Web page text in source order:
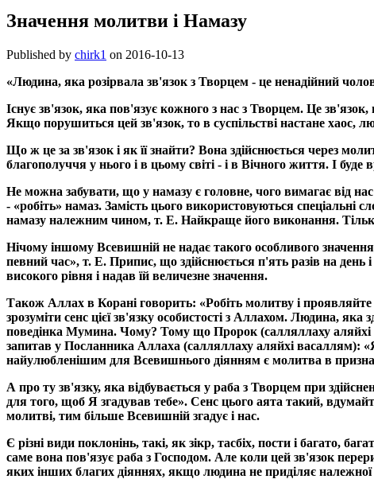
Значення молитви і Намазу
Published by chirk1 on 2016-10-13
«Людина, яка розірвала зв'язок з Творцем - це ненадійний
Існує зв'язок, яка пов'язує кожного з нас з Творцем. Це
Якщо порушиться цей зв'язок, то в суспільстві настане хаос,
Що ж це за зв'язок і як її знайти? Вона здійснюється через
благополуччя у нього і в цьому світі - і в Вічного життя. І буде
Не можна забувати, що у намазу є головне, чого вимагає від
- «робіть» намаз. Замість цього використовуються спеціальні
намазу належним чином, т. Е. Найкраще його виконання.
Нічому іншому Всевишній не надає такого особливого
певний час», т. Е. Припис, що здійснюється п'ять разів на
високого рівня і надав їй величезне значення.
Також Аллах в Корані говорить: «Робіть молитву і
зрозуміти сенс цієї зв'язку особистості з Аллахом. Людина,
поведінка Мумина. Чому? Тому що Пророк (салляллаху аляйхі
запитав у Посланника Аллаха (салляллаху аляйхі васаллям):
найулюбленішим для Всевишнього діянням є молитва в
А про ту зв'язку, яка відбувається у раба з Творцем при
для того, щоб Я згадував тебе». Сенс цього аята такий,
молитві, тим більше Всевишній згадує і нас.
Є різні види поклонінь, такі, як зікр, тасбіх, пости і багато,
саме вона пов'язує раба з Господом. Але коли цей зв'язок
яких інших благих діяннях, якщо людина не приділяє